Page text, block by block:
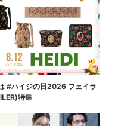
#ハイジの日2026 フェイラ
特集